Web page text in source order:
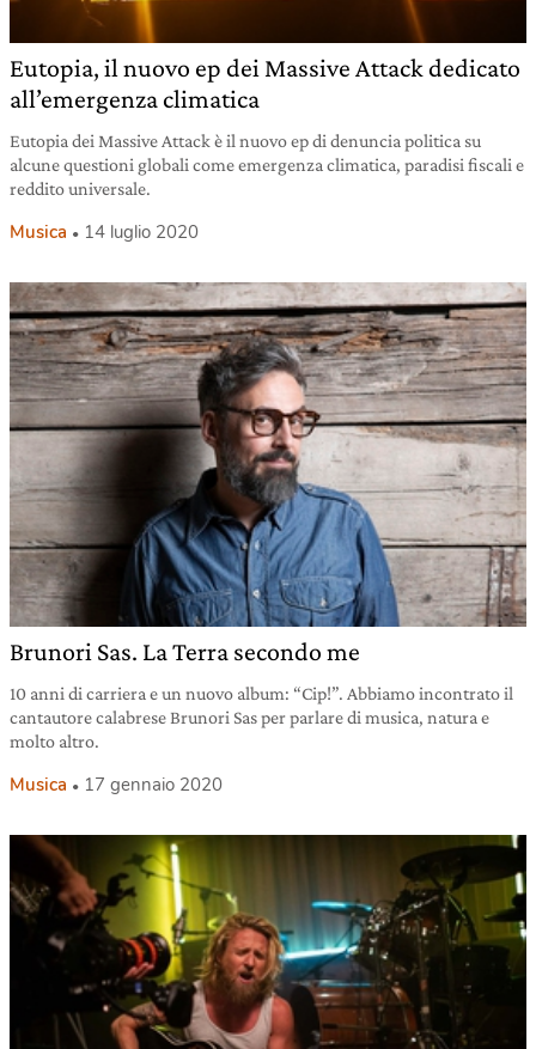
Eutopia, il nuovo ep dei Massive Attack dedicato
all’emergenza climatica
Eutopia dei Massive Attack è il nuovo ep di denuncia politica su
alcune questioni globali come emergenza climatica, paradisi fiscali e
reddito universale.
Musica 14 luglio 2020
Brunori Sas. La Terra secondo me
10 anni di carriera e un nuovo album: “Cip!”. Abbiamo incontrato il
cantautore calabrese Brunori Sas per parlare di musica, natura e
molto altro.
Musica 17 gennaio 2020